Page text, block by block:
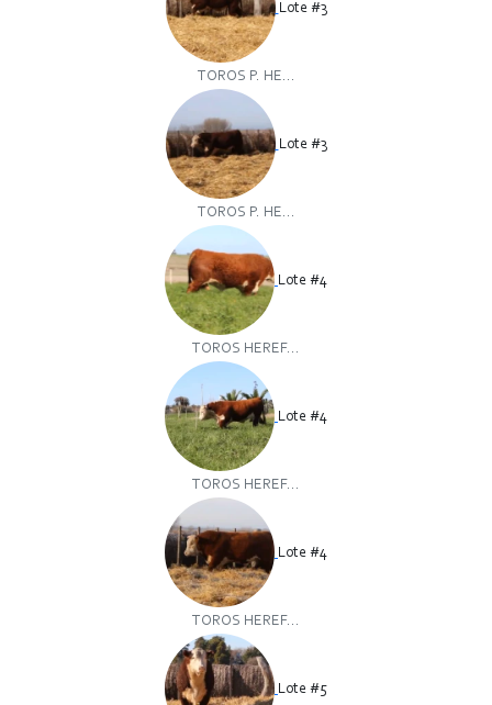
Lote #3
TOROS P. HE...
Lote #3
TOROS P. HE...
Lote #4
TOROS HEREF...
Lote #4
TOROS HEREF...
Lote #4
TOROS HEREF...
Lote #5